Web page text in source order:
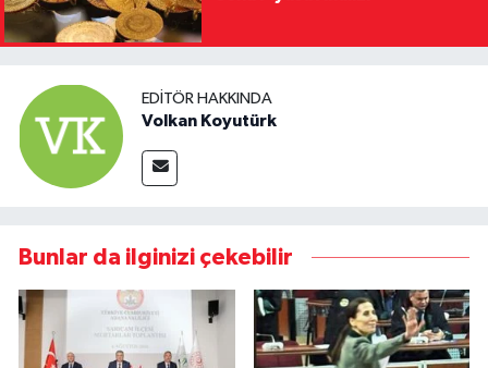
EDITÖR HAKKINDA
Volkan Koyutürk
Bunlar da ilginizi çekebilir